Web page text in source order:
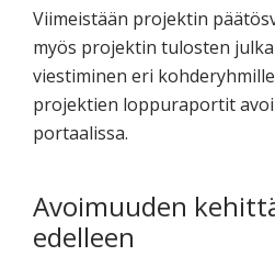
Viimeistään projektin
myös projektin tulosten
viestiminen eri
projektien loppuraportit
portaalissa.
Avoimuuden
edelleen